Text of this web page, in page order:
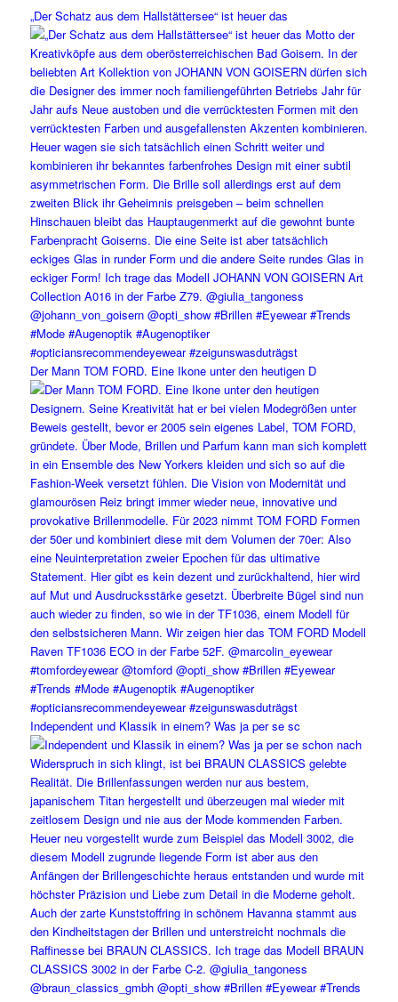
„Der Schatz aus dem Hallstättersee“ ist heuer das
Der Mann TOM FORD. Eine Ikone unter den heutigen D
Independent und Klassik in einem? Was ja per se sc